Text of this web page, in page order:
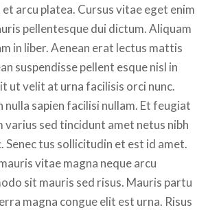
et arcu platea. Cursus vitae eget enim
pellentesque dui dictum. Aliquam
in liber. Aenean erat lectus mattis
suspendisse pellent esque nisl in
ut velit at urna facilisis orci nunc.
nulla sapien facilisi nullam. Et feugiat
varius sed tincidunt amet netus nibh
Senec tus sollicitudin et est id amet.
vitae magna neque arcu
sit mauris sed risus. Mauris partu
magna congue elit est urna. Risus